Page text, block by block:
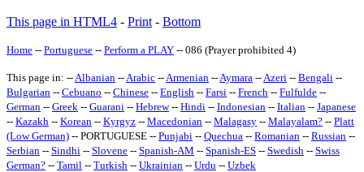
This page in HTML4 - Print - Bottom
Home -- Portuguese -- Perform a PLAY -- 086 (Prayer prohibited 4)
This page in: -- Albanian -- Arabic -- Armenian -- Aymara -- Azeri -- Bengali --
Bulgarian -- Cebuano -- Chinese -- English -- Farsi -- French -- Fulfulde --
German -- Greek -- Guarani -- Hebrew-- Hindi -- Indonesian -- Italian -- Japanese
-- Kazakh -- Korean -- Kyrgyz -- Macedonian -- Malagasy -- Malayalam? -- Platt
(Low German) -- PORTUGUESE -- Punjabi -- Quechua -- Romanian -- Russian --
Serbian -- Sindhi -- Slovene -- Spanish-AM -- Spanish-ES -- Swedish -- Swiss
German? -- Tamil -- Turkish -- Ukrainian -- Urdu -- Uzbek